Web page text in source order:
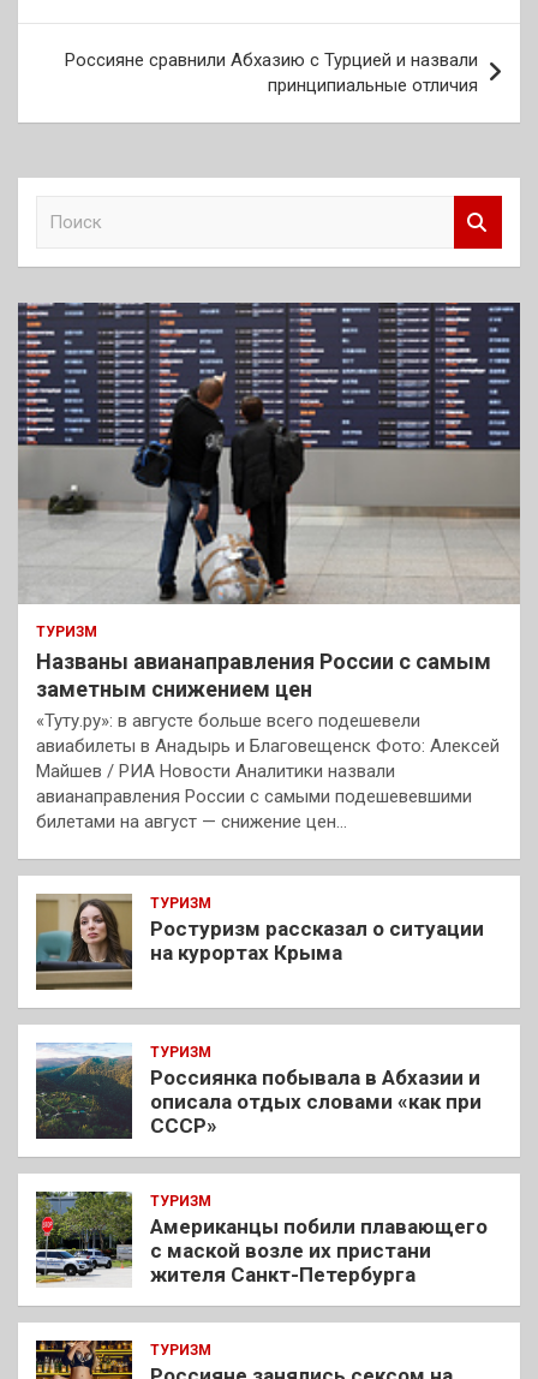
записям
Россияне сравнили Абхазию с Турцией и назвали
принципиальные отличия
к
ТУРИЗМ
Названы авианаправления России с самым
заметным снижением цен
«Туту.ру»: в августе больше всего подешевели
авиабилеты в Анадырь и Благовещенск Фото: Алексей
Майшев / РИА Новости Аналитики назвали
авианаправления России с самыми подешевевшими
билетами на август — снижение цен…
ТУРИЗМ
Ростуризм рассказал о ситуации
на курортах Крыма
ТУРИЗМ
Россиянка побывала в Абхазии и
описала отдых словами «как при
СССР»
ТУРИЗМ
Американцы побили плавающего
с маской возле их пристани
жителя Санкт-Петербурга
ТУРИЗМ